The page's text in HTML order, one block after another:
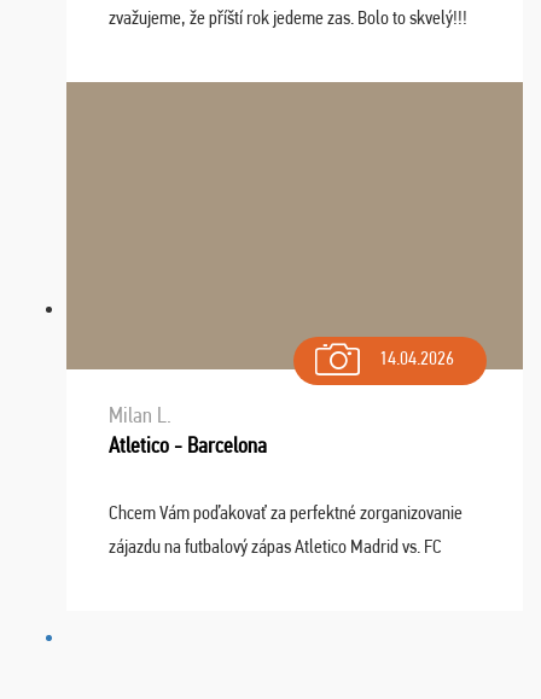
zvažujeme, že příští rok jedeme zas. Bolo to skvelý!!!
14.04.2026
Milan L.
Atletico - Barcelona
Chcem Vám poďakovať za perfektné zorganizovanie
zájazdu na futbalový zápas Atletico Madrid vs. FC